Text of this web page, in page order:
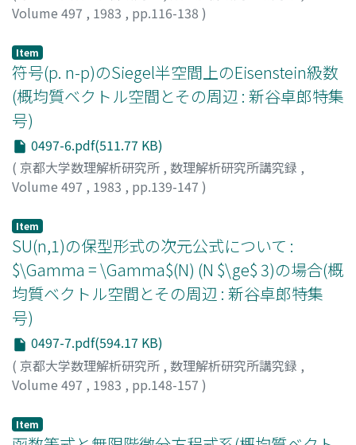
Volume 497 , 1983 , pp.116-138 )
Item
符号(p. n-p)のSiegel半空間上のEisenstein級数
(概均質ベクトル空間とその周辺 : 新谷卓郎特集
号)
0497-6.pdf(511.77 KB)
( 京都大学数理解析研究所 , 数理解析研究所講究録 ,
Volume 497 , 1983 , pp.139-147 )
Item
SU(n,1)の保型形式の次元公式について :
$\Gamma = \Gamma$(N) (N $\ge$ 3)の場合(概
均質ベクトル空間とその周辺 : 新谷卓郎特集
号)
0497-7.pdf(594.17 KB)
( 京都大学数理解析研究所 , 数理解析研究所講究録 ,
Volume 497 , 1983 , pp.148-157 )
Item